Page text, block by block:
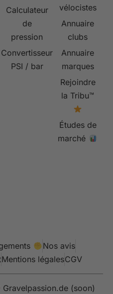
Calculateur
de
pression
Convertisseur
PSI / bar
vélocistes
Annuaire
clubs
Annuaire
marques
Rejoindre
la Tribu™
Études de
marché
Nos avis
Mentions légalesCGV
Gravelpassion.de (soon)